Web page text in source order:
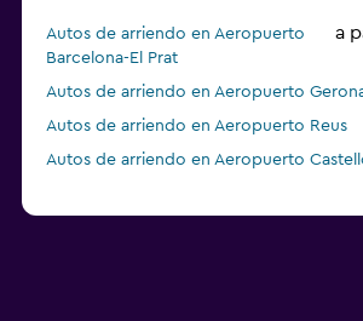
Autos de arriendo en Aeropuerto
Barcelona-El Prat
a
Autos de arriendo en Aeropuerto
Autos de arriendo en Aeropuerto Reus
Autos de arriendo en Aeropuerto